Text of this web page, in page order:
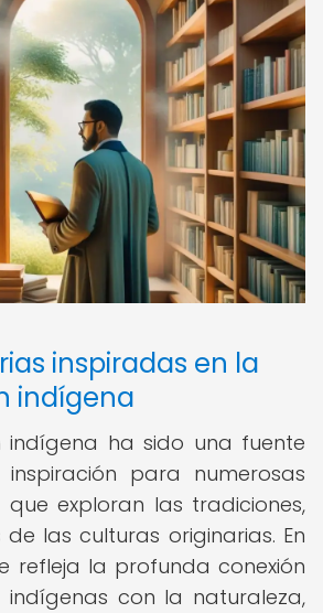
inspiradas en la
indígena
indígena ha sido una fuente
para numerosas
exploran las tradiciones,
las culturas originarias. En
refleja la profunda conexión
con la naturaleza,